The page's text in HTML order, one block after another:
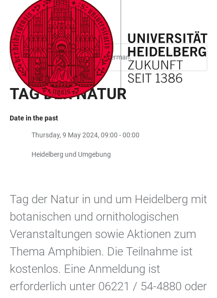
ACCESSIBILITY
LINKS
JUMP
TO
MAIN
CONTENT
OPEN
MAIN
NAVIGATION
OPEN
SEARCH
FORM
This page is only available in German.
TAG DER NATUR
Date in the past
Thursday, 9 May 2024, 09:00 - 00:00
Heidelberg und Umgebung
Tag der Natur in und um Heidelberg mit
botanischen und ornithologischen
Veranstaltungen sowie Aktionen zum
Thema Amphibien. Die Teilnahme ist
kostenlos. Eine Anmeldung ist
erforderlich unter 06221 / 54-4880 oder